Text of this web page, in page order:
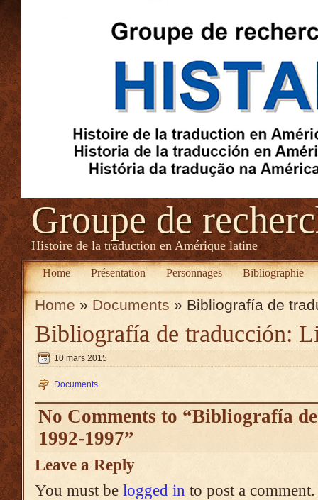
Groupe de
Histoire de la traduction en Amérique latine
Home Présentation Personnages Bibliographie
Home » Documents » Bibliografía de
Bibliografía de traducción:
10 mars 2015
Documents
No Comments to “Bibliografía
1992-1997”
Leave a Reply
You must be logged in to post a comment.